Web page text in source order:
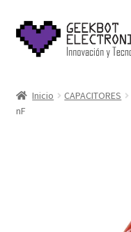
Saltar
a
navegación
Ir
al
contenido
About Us
Inicio CAPACITORES
nF